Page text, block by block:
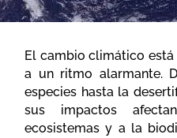
El cambio climático
a un ritmo alarmante.
especies hasta la
sus impactos
ecosistemas y a la